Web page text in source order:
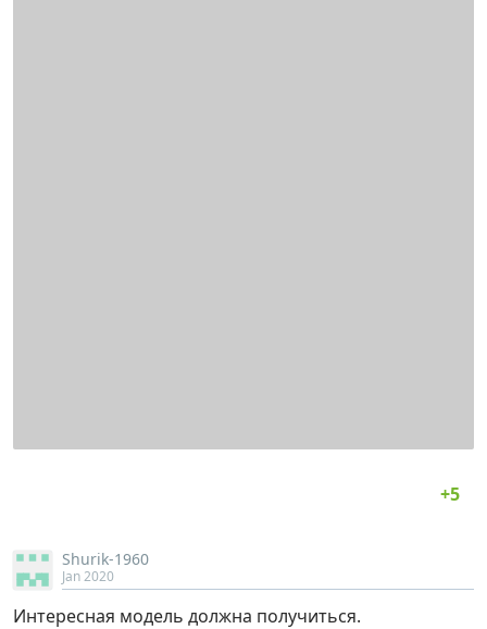
Shurik-1960
Jan 2020
Интересная модель должна получиться.